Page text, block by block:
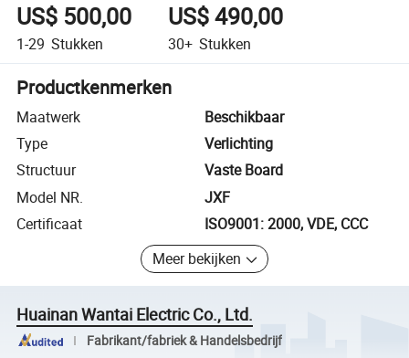
US$ 500,00
1-29 Stukken
US$ 490,00
30+ Stukken
Productkenmerken
Maatwerk
Beschikbaar
Type
Verlichting
Structuur
Vaste Board
Model NR.
JXF
Certificaat
ISO9001: 2000, VDE, CCC
Meer bekijken
Huainan Wantai Electric Co., Ltd.
Fabrikant/fabriek & Handelsbedrijf